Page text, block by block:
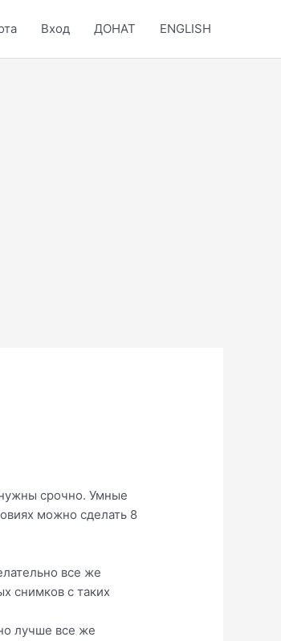
Вход ДОНАТ ENGLISH
срочно. Умные
можно сделать 8
все же
снимков с таких
лучше все же